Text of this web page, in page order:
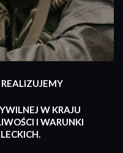
W KRAJU
I WARUNKI